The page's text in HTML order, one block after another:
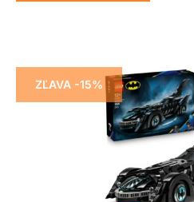
ZĽAVA -15%